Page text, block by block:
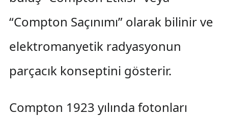
“Compton Saçınımı” olarak bilinir ve
elektromanyetik radyasyonun
parçacık konseptini gösterir.
Compton 1923 yılında fotonları